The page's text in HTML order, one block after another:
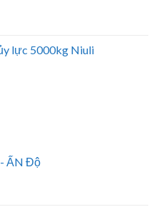
lực 5000kg Niuli
ẤN Độ